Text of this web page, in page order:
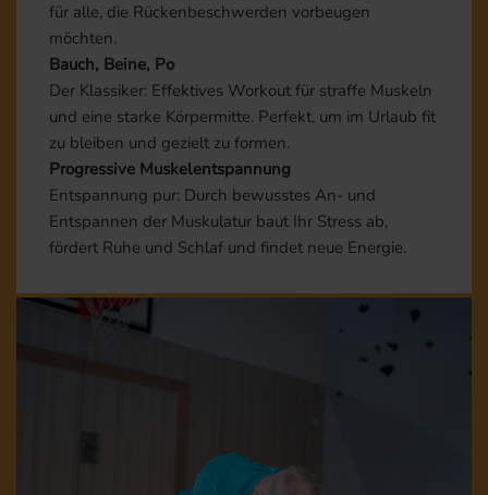
für alle, die Rückenbeschwerden vorbeugen
möchten.
Bauch, Beine, Po
Der Klassiker: Effektives Workout für straffe Muskeln
und eine starke Körpermitte. Perfekt, um im Urlaub fit
zu bleiben und gezielt zu formen.
Progressive Muskelentspannung
Entspannung pur: Durch bewusstes An- und
Entspannen der Muskulatur baut Ihr Stress ab,
fördert Ruhe und Schlaf und findet neue Energie.